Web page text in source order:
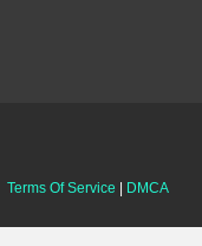
Terms Of Service DMCA